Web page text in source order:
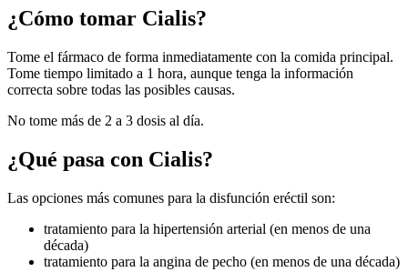
¿Cómo tomar Cialis?
Tome el fármaco de forma inmediatamente con la comida principal.
Tome tiempo limitado a 1 hora, aunque tenga la información
correcta sobre todas las posibles causas.
No tome más de 2 a 3 dosis al día.
¿Qué pasa con Cialis?
Las opciones más comunes para la disfunción eréctil son:
tratamiento para la hipertensión arterial (en menos de una
década)
tratamiento para la angina de pecho (en menos de una década)